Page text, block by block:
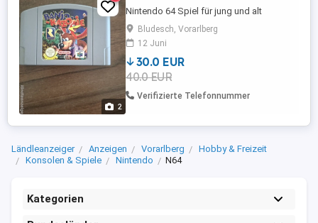
2
Nintendo 64 Spiel für jung und alt
Bludesch, Vorarlberg
12 Juni
30.0 EUR
40.0 EUR
Verifizierte Telefonnummer
Ländleanzeiger Anzeigen Vorarlberg
Hobby & Freizeit
Konsolen & Spiele
Nintendo N64
Kategorien